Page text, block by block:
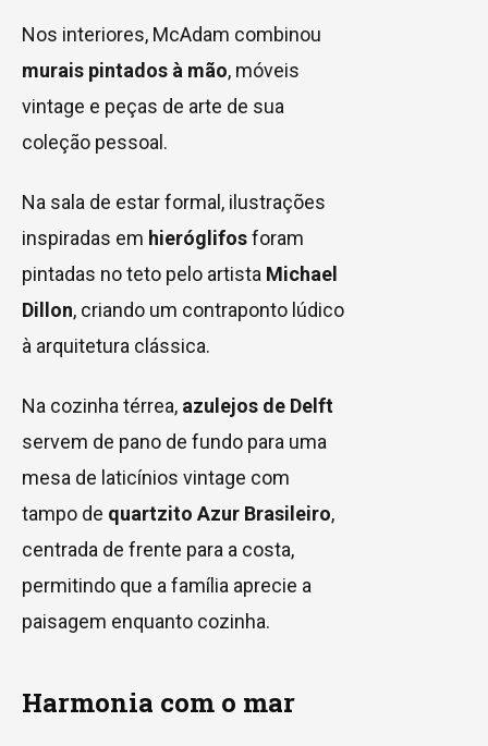
Nos interiores, McAdam combinou
murais pintados à mão, móveis
vintage e peças de arte de sua
coleção pessoal.
Na sala de estar formal, ilustrações
inspiradas em hieróglifosforam
pintadas no teto pelo artista Michael
Dillon, criando um contraponto lúdico
à arquitetura clássica.
Na cozinha térrea, azulejos de Delft
servem de pano de fundo para uma
mesa de laticínios vintage com
tampo de quartzito Azur Brasileiro,
centrada de frente para a costa,
permitindo que a família aprecie a
paisagem enquanto cozinha.
Harmonia com o mar